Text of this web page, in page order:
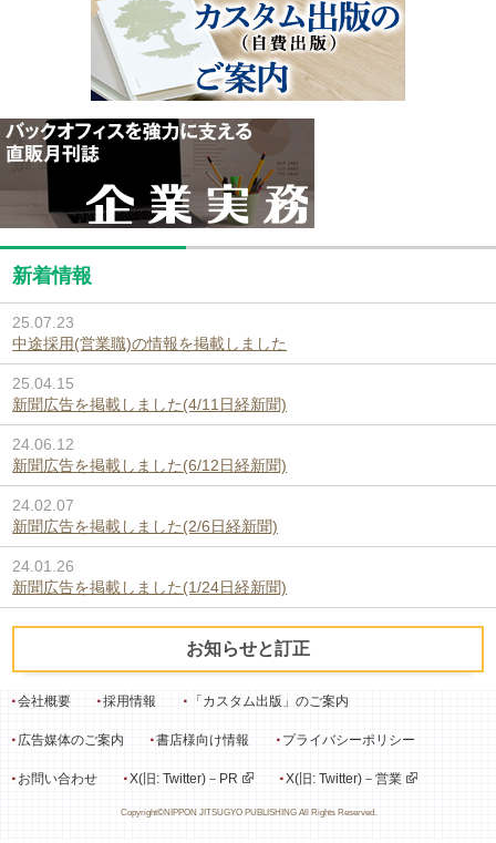
新着情報
25.07.23
中途採用(営業職)の情報を掲載しました
25.04.15
新聞広告を掲載しました(4/11日経新聞)
24.06.12
新聞広告を掲載しました(6/12日経新聞)
24.02.07
新聞広告を掲載しました(2/6日経新聞)
24.01.26
新聞広告を掲載しました(1/24日経新聞)
お知らせと訂正
会社概要 採用情報 「カスタム出版」のご案内
広告媒体のご案内 書店様向け情報 プライバシーポリシー
お問い合わせ X(旧: Twitter)－PR X(旧: Twitter)－営業
Copyright©NIPPON JITSUGYO PUBLISHING All Rights Reserved.